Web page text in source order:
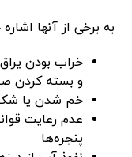
به برخی از آنها
خراب بودن
و بسته کردن
خم شدن یا
عدم رعایت
پنجره‌ها